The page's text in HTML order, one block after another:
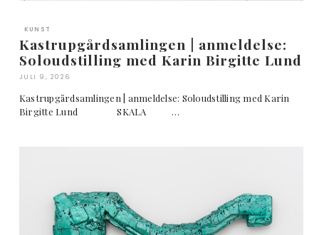
KUNST
Kastrupgårdsamlingen | anmeldelse:
Soloudstilling med Karin Birgitte Lund
JULI 9, 2026
Kastrupgårdsamlingen | anmeldelse: Soloudstilling med Karin
Birgitte Lund SKALA …